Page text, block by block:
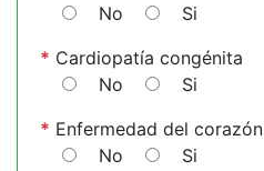
No
Si
* Cardiopatía congénita
No
Si
* Enfermedad del corazón
No
Si